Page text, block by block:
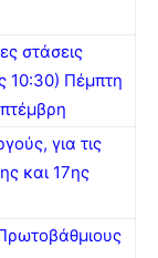
στάσεις
10:30) Πέμπτη
για τις
και 17ης